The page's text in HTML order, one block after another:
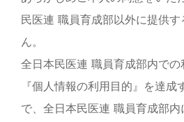
民医連 職員育成部以外に提供
ん。
全日本民医連 職員育成部内での
『個人情報の利用目的』を達
で、全日本民医連 職員育成部